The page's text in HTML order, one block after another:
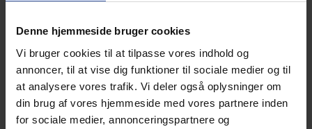
Denne hjemmeside bruger cookies
Vi bruger cookies til at tilpasse vores indhold og
annoncer, til at vise dig funktioner til sociale medier og til
at analysere vores trafik. Vi deler også oplysninger om
din brug af vores hjemmeside med vores partnere inden
for sociale medier, annonceringspartnere og